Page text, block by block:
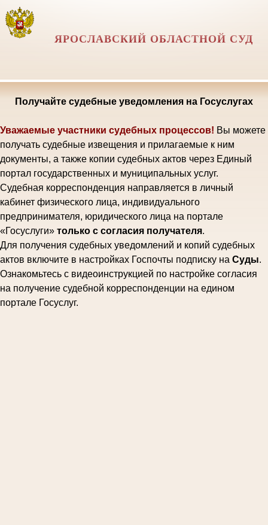
ЯРОСЛАВСКИЙ ОБЛАСТНОЙ СУД
Получайте судебные уведомления на Госуслугах
Уважаемые участники судебных процессов! Вы можете
получать судебные извещения и прилагаемые к ним
документы, а также копии судебных актов через Единый
портал государственных и муниципальных услуг.
Судебная корреспонденция направляется в личный
кабинет физического лица, индивидуального
предпринимателя, юридического лица на портале
«Госуслуги» только с согласия получателя.
Для получения судебных уведомлений и копий судебных
актов включите в настройках Госпочты подписку на Суды.
Ознакомьтесь с видеоинструкцией по настройке согласия
на получение судебной корреспонденции на едином
портале Госуслуг.